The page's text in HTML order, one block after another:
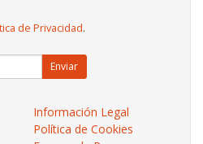
de Privacidad.
Enviar
Información Legal
Política de Cookies